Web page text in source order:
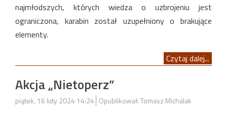
najmłodszych, których wiedza o uzbrojeniu jest
ograniczona, karabin został uzupełniony o brakujące
elementy.
Czytaj dalej...
Akcja „Nietoperz”
piątek, 16 luty 2024 14:24 Opublikował: Tomasz Michalak